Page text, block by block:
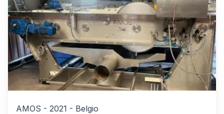
AMOS - 2021 - Belgio